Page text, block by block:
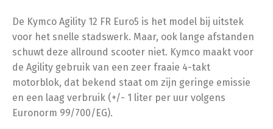
De Kymco Agility 12 FR Euro5 is het model bij uitstek
voor het snelle stadswerk. Maar, ook lange afstanden
schuwt deze allround scooter niet. Kymco maakt voor
de Agility gebruik van een zeer fraaie 4-takt
motorblok, dat bekend staat om zijn geringe emissie
en een laag verbruik (+/- 1 liter per uur volgens
Euronorm 99/700/EG).